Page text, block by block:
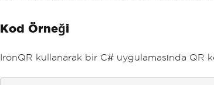
Kod Örneği
IronQR kullanarak bir C# uygulamasında QR